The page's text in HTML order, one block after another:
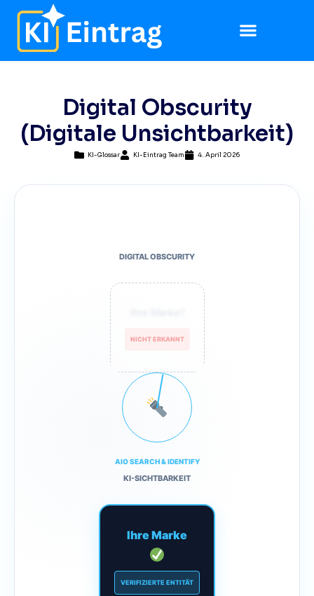
Digital Obscurity
(Digitale Unsichtbarkeit)
KI-Glossar KI-Eintrag Team 4. April 2026
DIGITAL OBSCURITY
NICHT ERKANNT
AIO SEARCH & IDENTIFY
KI-SICHTBARKEIT
Ihre Marke
VERIFIZIERTE ENTITÄT